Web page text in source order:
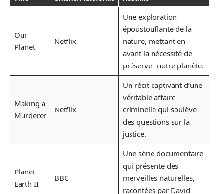
Our
Planet
Netflix
Une exploration
époustouflante de la
nature, mettant en
avant la nécessité de
préserver notre planète.
Making a
Murderer
Netflix
Un récit captivant d’une
véritable affaire
criminelle qui soulève
des questions sur la
justice.
Planet
Earth II
BBC
Une série documentaire
qui présente des
merveilles naturelles,
racontées par David